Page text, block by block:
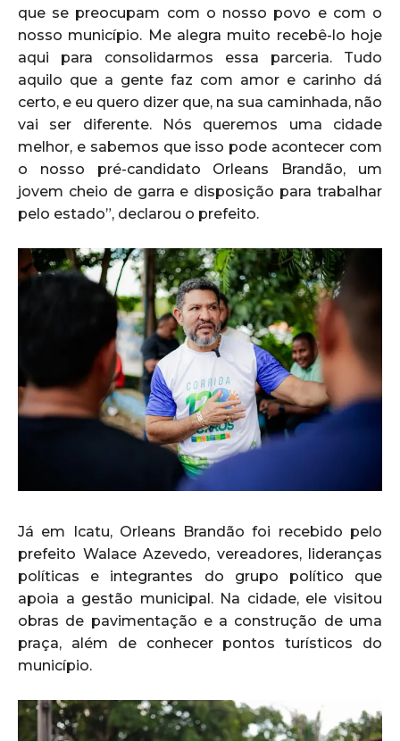
que se preocupam com o nosso povo e com o
nosso município. Me alegra muito recebê-lo hoje
aqui para consolidarmos essa parceria. Tudo
aquilo que a gente faz com amor e carinho dá
certo, e eu quero dizer que, na sua caminhada, não
vai ser diferente. Nós queremos uma cidade
melhor, e sabemos que isso pode acontecer com
o nosso pré-candidato Orleans Brandão, um
jovem cheio de garra e disposição para trabalhar
pelo estado”, declarou o prefeito.
Já em Icatu, Orleans Brandão foi recebido pelo
prefeito Walace Azevedo, vereadores, lideranças
políticas e integrantes do grupo político que
apoia a gestão municipal. Na cidade, ele visitou
obras de pavimentação e a construção de uma
praça, além de conhecer pontos turísticos do
município.